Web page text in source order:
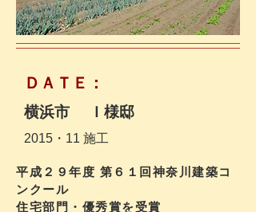
​ＤＡＴＥ：
横浜市 Ｉ様邸
​2015・ 11 施工
平成２９年度 第６１回神奈川建築コ
ンクール
​住宅部門・優秀賞を受賞